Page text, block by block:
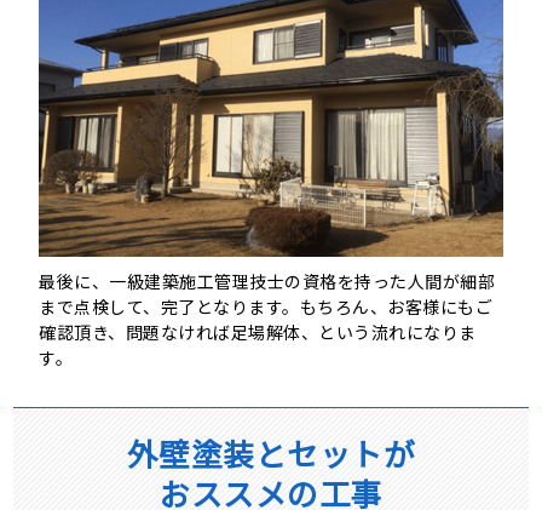
最後に、一級建築施工管理技士の資格を持った人間が細部
まで点検して、完了となります。もちろん、お客様にもご
確認頂き、問題なければ足場解体、という流れになりま
す。
外壁塗装とセットが
おススメの工事